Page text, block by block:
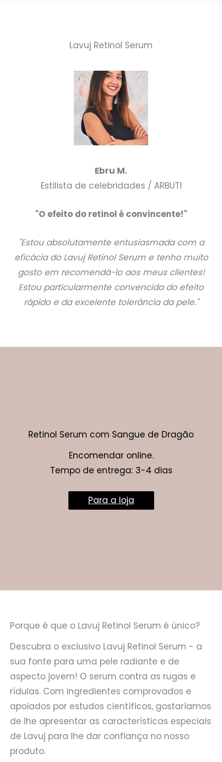
Lavuj Retinol Serum
Ebru M.
Estilista de celebridades / ARBUTI
"O efeito do retinol é convincente!"
"Estou absolutamente entusiasmada com a
eficácia do Lavuj Retinol Serum e tenho muito
gosto em recomendá-lo aos meus clientes!
Estou particularmente convencida do efeito
rápido e da excelente tolerância da pele."
Retinol Serum com Sangue de Dragão
Encomendar online.
Tempo de entrega: 3-4 dias
Para a loja
Porque é que o Lavuj Retinol Serum é único?
Descubra o exclusivo Lavuj Retinol Serum - a
sua fonte para uma pele radiante e de
aspecto jovem! O serum contra as rugas e
rídulas. Com ingredientes comprovados e
apoiados por estudos científicos, gostaríamos
de lhe apresentar as características especiais
de Lavuj para lhe dar confiança no nosso
produto.